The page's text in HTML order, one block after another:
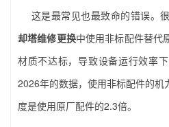
这是最常见也最致命的错误。
却塔维修更换中使用非标配件替代
材质不达标，导致设备运行效率
2026年的数据，使用非标配件的
度是使用原厂配件的2.3倍。